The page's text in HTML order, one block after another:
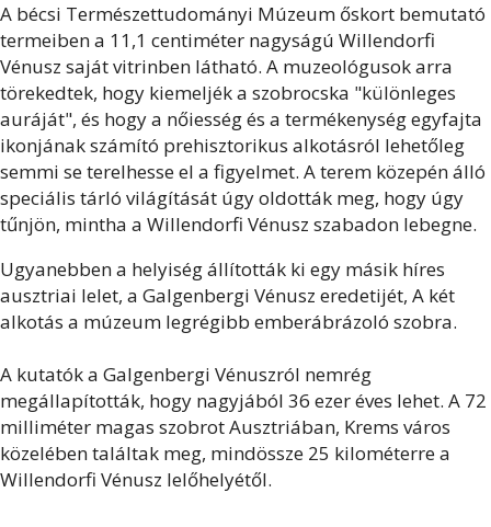
A bécsi Természettudományi Múzeum őskort bemutató
termeiben a 11,1 centiméter nagyságú Willendorfi
Vénusz saját vitrinben látható. A muzeológusok arra
törekedtek, hogy kiemeljék a szobrocska "különleges
auráját", és hogy a nőiesség és a termékenység egyfajta
ikonjának számító prehisztorikus alkotásról lehetőleg
semmi se terelhesse el a figyelmet. A terem közepén álló
speciális tárló világítását úgy oldották meg, hogy úgy
tűnjön, mintha a Willendorfi Vénusz szabadon lebegne.
Ugyanebben a helyiség állították ki egy másik híres
ausztriai lelet, a Galgenbergi Vénusz eredetijét, A két
alkotás a múzeum legrégibb emberábrázoló szobra.
A kutatók a Galgenbergi Vénuszról nemrég
megállapították, hogy nagyjából 36 ezer éves lehet. A 72
milliméter magas szobrot Ausztriában, Krems város
közelében találtak meg, mindössze 25 kilométerre a
Willendorfi Vénusz lelőhelyétől.